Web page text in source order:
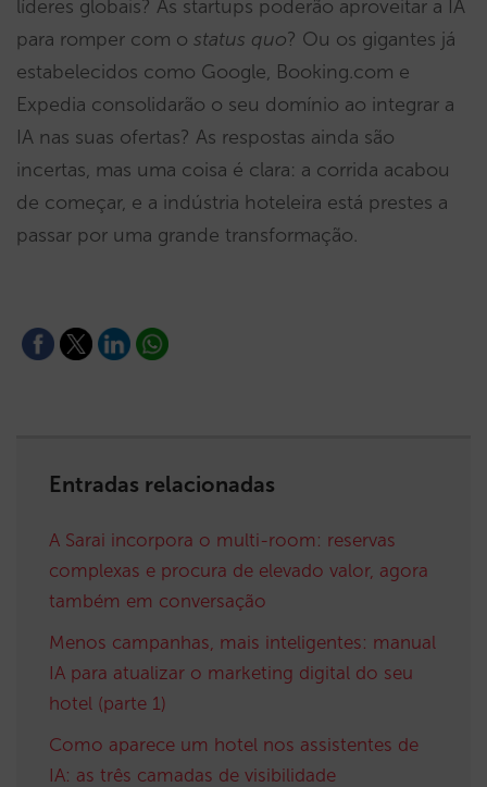
líderes globais? As startups poderão aproveitar a IA
para romper com o status quo? Ou os gigantes já
estabelecidos como Google, Booking.com e
Expedia consolidarão o seu domínio ao integrar a
IA nas suas ofertas? As respostas ainda são
incertas, mas uma coisa é clara: a corrida acabou
de começar, e a indústria hoteleira está prestes a
passar por uma grande transformação.
Entradas relacionadas
A Sarai incorpora o multi-room: reservas
complexas e procura de elevado valor, agora
também em conversação
Menos campanhas, mais inteligentes: manual
IA para atualizar o marketing digital do seu
hotel (parte 1)
Como aparece um hotel nos assistentes de
IA: as três camadas de visibilidade